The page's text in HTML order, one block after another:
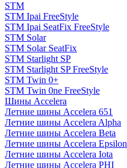
STM
STM Ipai FreeStyle
STM Ipai SeatFix FreeStyle
STM Solar
STM Solar SeatFix
STM Starlight SP
STM Starlight SP FreeStyle
STM Twin 0+
STM Twin 0ne FreeStyle
Шины Accelera
Летние шины Accelera 651
Летние шины Accelera Alpha
Летние шины Accelera Beta
Летние шины Accelera Epsilon
Летние шины Accelera Iota
Летние шины Accelera PHI